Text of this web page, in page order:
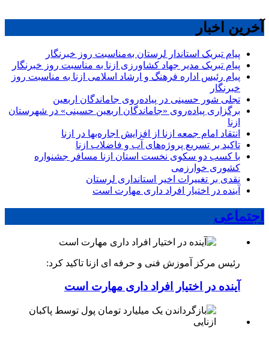
آخرین اخبار
پیام تبریک استاندار لرستان به‌مناسبت روز خبرنگار
پیام تبریک مدیر جهاد کشاورزی ازنا به مناسبت روز خبرنگار
پیام رئیس اداره فرهنگ و ارشاد اسلامی ازنا به مناسبت روز
خبرنگار
تجلی شور حسینی در پیاده‌روی جاماندگان اربعین
برگزاری پیاده‌روی «جاماندگان اربعین حسینی» در شهرستان
ازنا
انتقاد امام جمعه ازنا از افزایش اجاره‌بها در ازنا
تاکید بر تسریع پروژه‌های آب و فاضلاب ازنا
با کسب دو سکوی نخست استان ازنا مسافر جشنواره
کشوری خوارزمی
نقدی بر تغییرات اخیر استانداری لرستان
آینده در اختیار افراد داری مهارت است
اجتماعی
رئیس مرکز آموزش فنی و حرفه ای ازنا تاکید کرد:
آینده در اختیار افراد داری مهارت است